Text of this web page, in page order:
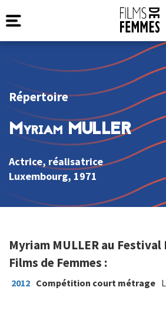
Répertoire
Myriam MULLER
Actrice, réalisatrice
Luxembourg, 1971
Myriam MULLER au
Films de Femmes :
2012 Compétition court métrage